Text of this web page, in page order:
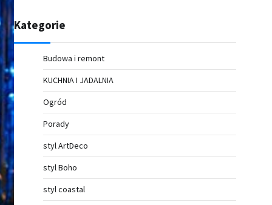
Kategorie
Budowa i remont
KUCHNIA I JADALNIA
Ogród
Porady
styl ArtDeco
styl Boho
styl coastal